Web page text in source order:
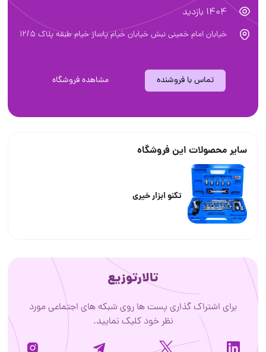
1404 بازدید
خیابان امام خمینی نبش خیابان خیام پاساژ خیام طبقه پلاک ۱۲/۵
تماس با فروشنده مشاهده فروشگاه
سایر محصولات این فروشگاه
تکنو ابزار خیری
تالارتوزیع
برای اشتراک گذاری پست ها روی شبکه های اجتماعی مورد
نظر خود کلیک نمایید.